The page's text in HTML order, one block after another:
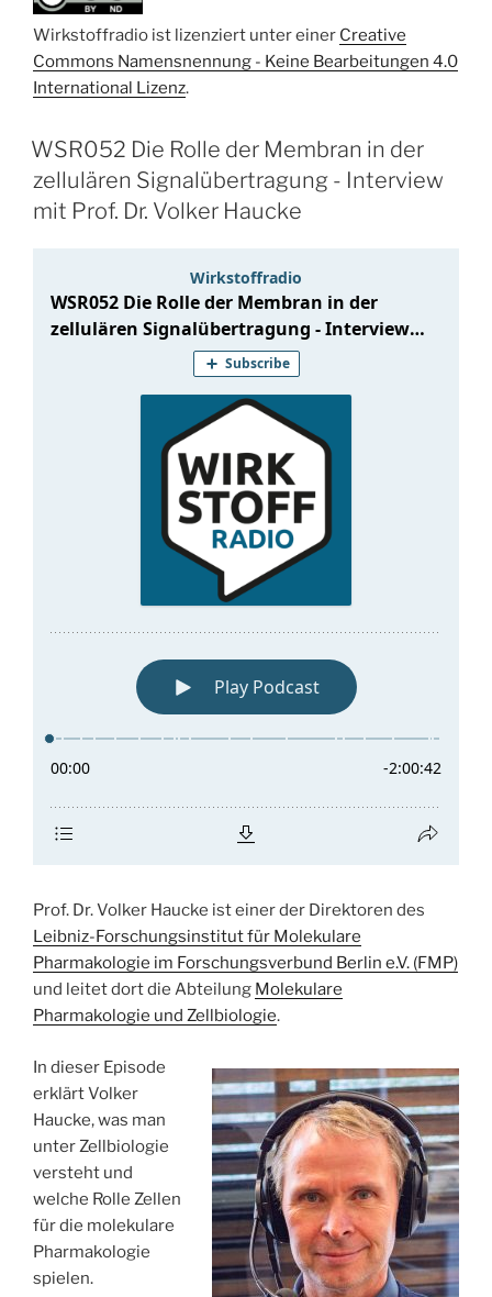
Wirkstoffradio ist lizenziert unter einer Creative
Commons Namensnennung - Keine Bearbeitungen 4.0
International Lizenz.
WSR052 Die Rolle der Membran in der
zellulären Signalübertragung - Interview
mit Prof. Dr. Volker Haucke
Prof. Dr. Volker Haucke ist einer der Direktoren des
Leibniz-Forschungsinstitut für Molekulare
Pharmakologie im Forschungsverbund Berlin e.V. (FMP)
und leitet dort die Abteilung Molekulare
Pharmakologie und Zellbiologie.
In dieser Episode
erklärt Volker
Haucke, was man
unter Zellbiologie
versteht und
welche Rolle Zellen
für die molekulare
Pharmakologie
spielen.